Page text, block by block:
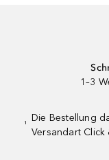
1–3
¹
Die Bestellung
Versandart Click